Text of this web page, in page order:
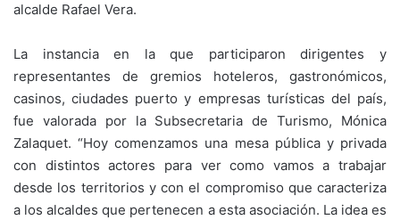
alcalde Rafael Vera.
La instancia en la que participaron dirigentes y
representantes de gremios hoteleros, gastronómicos,
casinos, ciudades puerto y empresas turísticas del país,
fue valorada por la Subsecretaria de Turismo, Mónica
Zalaquet. “Hoy comenzamos una mesa pública y privada
con distintos actores para ver como vamos a trabajar
desde los territorios y con el compromiso que caracteriza
a los alcaldes que pertenecen a esta asociación. La idea es